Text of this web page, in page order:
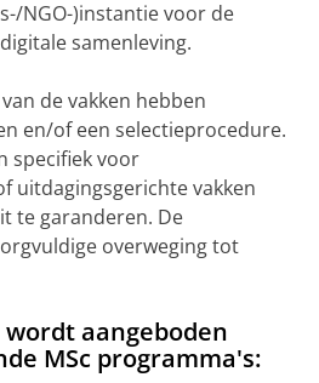
NGO-)instantie voor de
samenleving.
de vakken hebben
en/of een selectieprocedure.
specifiek voor
uitdagingsgerichte vakken
te garanderen. De
overweging tot
wordt aangeboden
MSc programma's: